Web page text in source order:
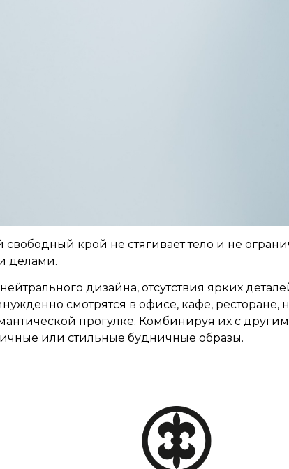
свободный крой не стягивает тело и не
делами.
нейтрального дизайна, отсутствия ярких
смотрятся в офисе, кафе,
прогулке. Комбинируя их с
или стильные будничные образы.